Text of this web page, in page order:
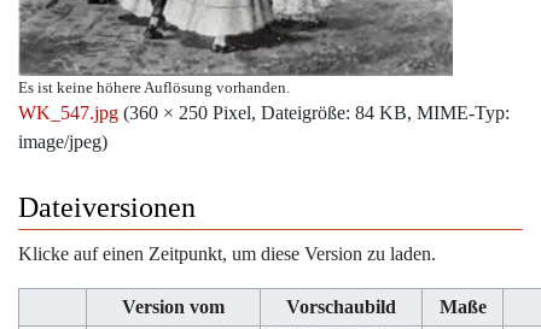
Es ist keine höhere Auflösung vorhanden.
WK_547.jpg (360 × 250 Pixel, Dateigröße: 84 KB, MIME-Typ:
image/jpeg)
Dateiversionen
Klicke auf einen Zeitpunkt, um diese Version zu laden.
Version vom Vorschaubild
Maße